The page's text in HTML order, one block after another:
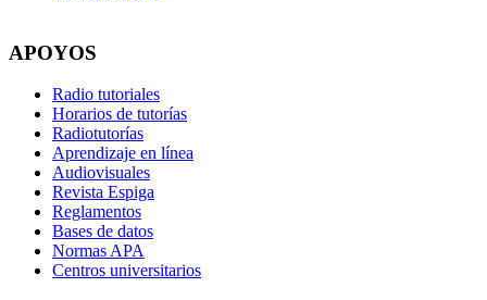
APOYOS
Radio tutoriales
Horarios de tutorías
Radiotutorías
Aprendizaje en línea
Audiovisuales
Revista Espiga
Reglamentos
Bases de datos
Normas APA
Centros universitarios